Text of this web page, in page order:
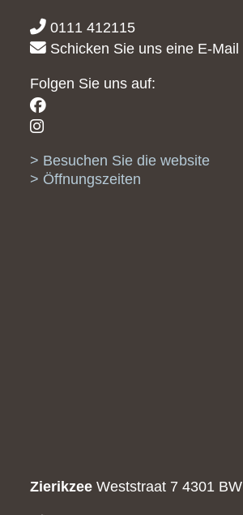
0111 412115
Schicken Sie uns eine E-Mail
Folgen Sie uns auf:
Besuchen Sie die website
Öffnungszeiten
Zierikzee Weststraat 7 4301 BW